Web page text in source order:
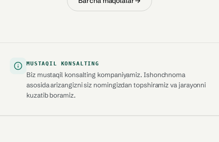
MUSTAQIL KONSALTING
Biz mustaqil konsalting kompaniyamiz. Ishonchnoma
asosida arizangizni siz nomingizdan topshiramiz va jarayonni
kuzatib boramiz.